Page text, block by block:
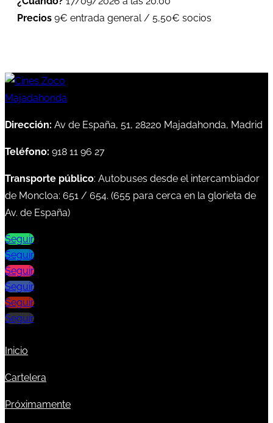
Precios 9€ entrada general / 5,50€ socios
Dirección: Av de España, 51, 28220 Majadahonda, Madrid
Teléfono: 918 11 96 27
Transporte público: Autobuses desde el intercambiador
de Moncloa: 651 / 654. (655 para cerca en la glorieta de
Av. de España)
Seguir
Seguir
Seguir
Seguir
Seguir
Seguir
Inicio
Cartelera
Próximamente